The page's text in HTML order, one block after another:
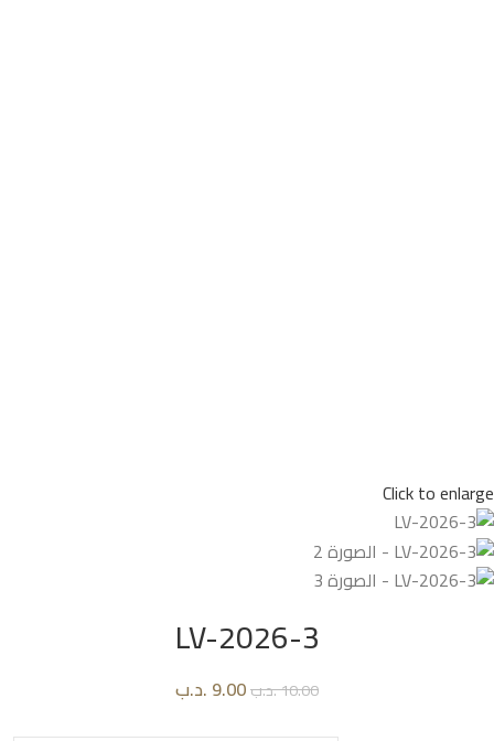
Click to enlarge
LV-2026-3
10.00.د.ب9.00 .د.ب